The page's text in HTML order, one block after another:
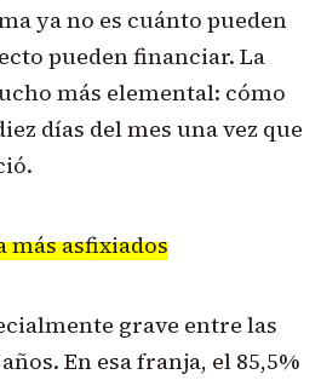
ya no es cuánto pueden
pueden financiar. La
más elemental: cómo
días del mes una vez que
más asfixiados
grave entre las
En esa franja, el 85,5%